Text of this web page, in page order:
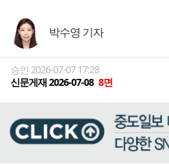
박수영 기자
승인 2026-07-07 17:28
신문게재 2026-07-08 8면